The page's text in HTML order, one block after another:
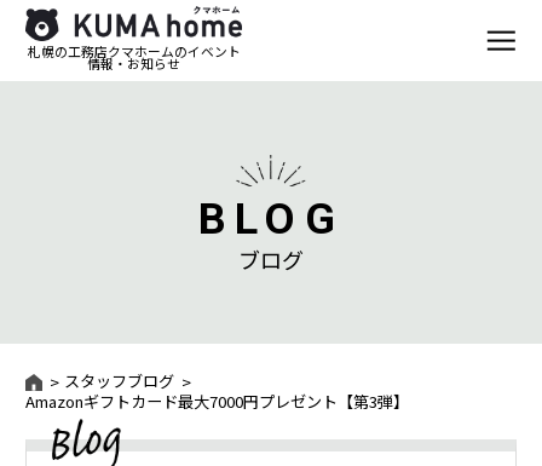
札幌の工務店クマホームのイベント
情報・お知らせ
BLOG
ブログ
スタッフブログ
Amazonギフトカード最大7000円プレゼント【第3弾】